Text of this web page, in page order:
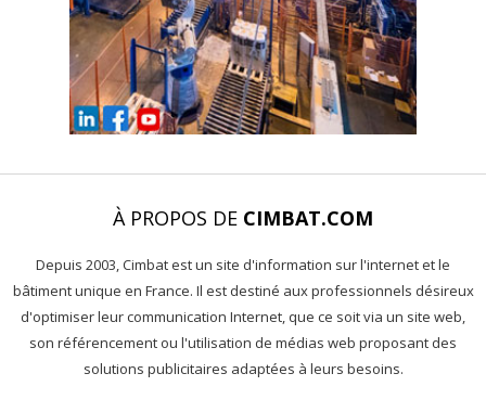
À PROPOS DE CIMBAT.COM
Depuis 2003, Cimbat est un site d'information sur l'internet et le
bâtiment unique en France. Il est destiné aux professionnels désireux
d'optimiser leur communication Internet, que ce soit via un site web,
son référencement ou l'utilisation de médias web proposant des
solutions publicitaires adaptées à leurs besoins.